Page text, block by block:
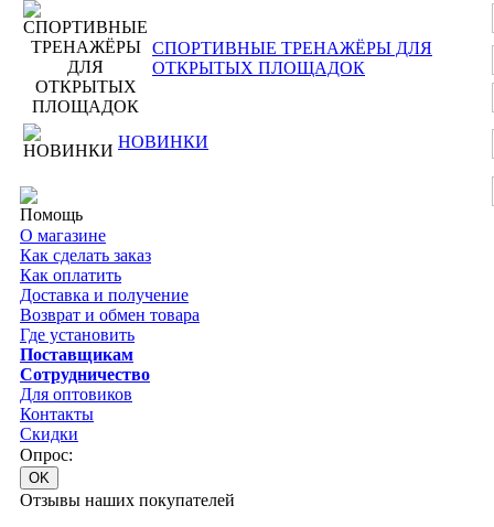
СПОРТИВНЫЕ ТРЕНАЖЁРЫ ДЛЯ
ОТКРЫТЫХ ПЛОЩАДОК
НОВИНКИ
Помощь
О магазине
Как сделать заказ
Как оплатить
Доставка и получение
Возврат и обмен товара
Где установить
Поставщикам
Сотрудничество
Для оптовиков
Контакты
Cкидки
Опрос:
Отзывы наших покупателей